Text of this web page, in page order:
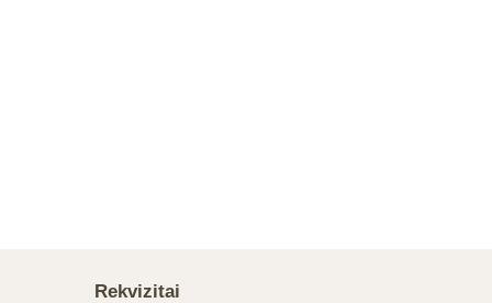
Rekvizitai